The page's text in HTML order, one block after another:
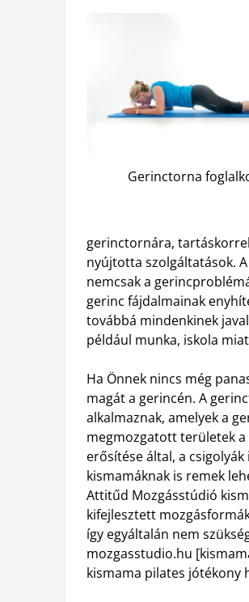
Gerinctorna
gerinctornára,
nyújtotta szolgáltatások.
nemcsak a
gerinc fájdalmainak
továbbá mindenkinek
például munka, iskola
Ha Önnek nincs még
magát a gerincén. A
alkalmaznak, amelyek a
megmozgatott területek a
erősítése által, a
kismamáknak is remek
Attitűd Mozgásstúdió
kifejlesztett
így egyáltalán nem
mozgasstudio.hu
kismama pilates jótékony